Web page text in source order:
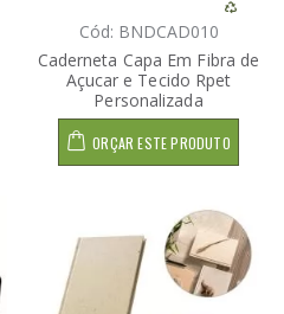
Cód: BNDCAD010
Caderneta Capa Em Fibra de
Açucar e Tecido Rpet
Personalizada
ORÇAR ESTE PRODUTO